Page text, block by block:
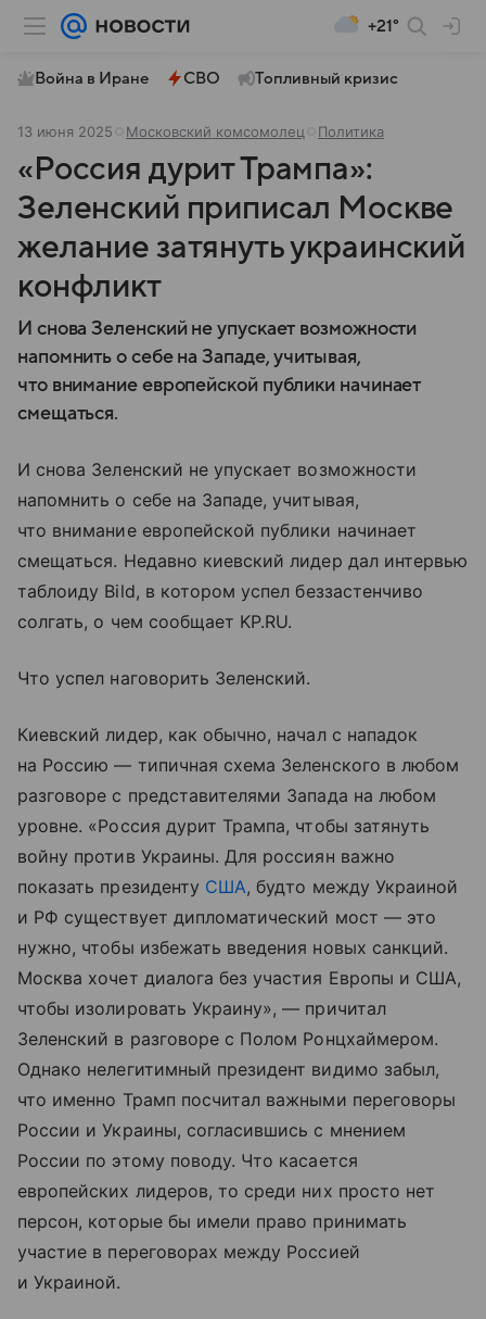
+21°
Война в Иране СВО Топливный кризис
13 июня 2025 Московский комсомолец Политика
«Россия дурит Трампа»:
Зеленский приписал Москве
желание затянуть украинский
конфликт
И снова Зеленский не упускает возможности
напомнить о себе на Западе, учитывая,
что внимание европейской публики начинает
смещаться.
И снова Зеленский не упускает возможности
напомнить о себе на Западе, учитывая,
что внимание европейской публики начинает
смещаться. Недавно киевский лидер дал интервью
таблоиду Bild, в котором успел беззастенчиво
солгать, о чем сообщает KP.RU.
Что успел наговорить Зеленский.
Киевский лидер, как обычно, начал с нападок
на Россию — типичная схема Зеленского в любом
разговоре с представителями Запада на любом
уровне. «Россия дурит Трампа, чтобы затянуть
войну против Украины. Для россиян важно
показать президенту США, будто между Украиной
и РФ существует дипломатический мост — это
нужно, чтобы избежать введения новых санкций.
Москва хочет диалога без участия Европы и США,
чтобы изолировать Украину», — причитал
Зеленский в разговоре с Полом Ронцхаймером.
Однако нелегитимный президент видимо забыл,
что именно Трамп посчитал важными переговоры
России и Украины, согласившись с мнением
России по этому поводу. Что касается
европейских лидеров, то среди них просто нет
персон, которые бы имели право принимать
участие в переговорах между Россией
и Украиной.